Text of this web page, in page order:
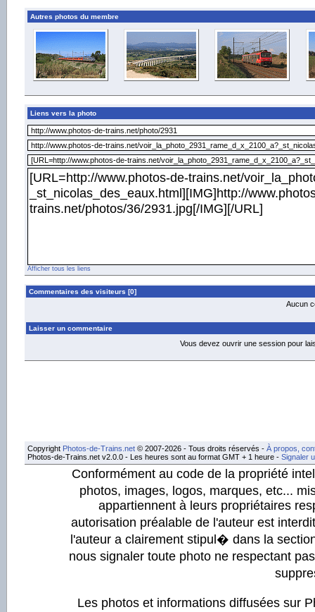
Autres photos du membre
Liens vers la photo
Afficher tous les liens
Commentaires des visiteurs [0]
Aucun
Laisser un commentaire
Vous devez ouvrir une session pour
Copyright Photos-de-Trains.net © 2007-2026 - Tous droits réservés - À propos,
Photos-de-Trains.net v2.0.0 - Les heures sont au format GMT + 1 heure - Signaler
Conformément au code de la propriété
photos, images, logos, marques, etc...
appartiennent à leurs propriétaires
autorisation préalable de l'auteur est
l'auteur a clairement stipul� dans la
nous signaler toute photo ne respectant
Les photos et informations diffusées sur